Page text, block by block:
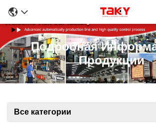
Подробная
Продукции
Все категории